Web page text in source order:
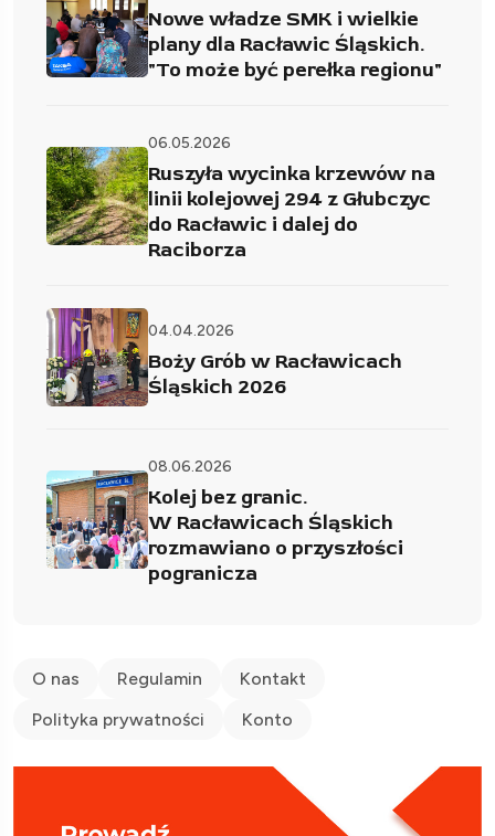
Nowe władze SMK i wielkie
plany dla Racławic Śląskich.
"To może być perełka regionu"
06.05.2026
Ruszyła wycinka krzewów na
linii kolejowej 294 z Głubczyc
do Racławic i dalej do
Raciborza
04.04.2026
Boży Grób w Racławicach
Śląskich 2026
08.06.2026
Kolej bez granic.
W Racławicach Śląskich
rozmawiano o przyszłości
pogranicza
O nas Regulamin
Kontakt
Polityka prywatności
Konto